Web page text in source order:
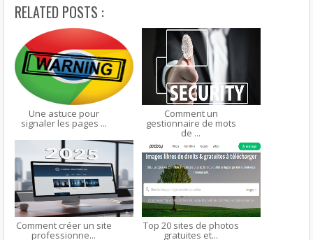
RELATED POSTS :
Une astuce pour
signaler les pages ...
Comment un
gestionnaire de mots
de ...
Comment créer un site
professionne...
Top 20 sites de photos
gratuites et...